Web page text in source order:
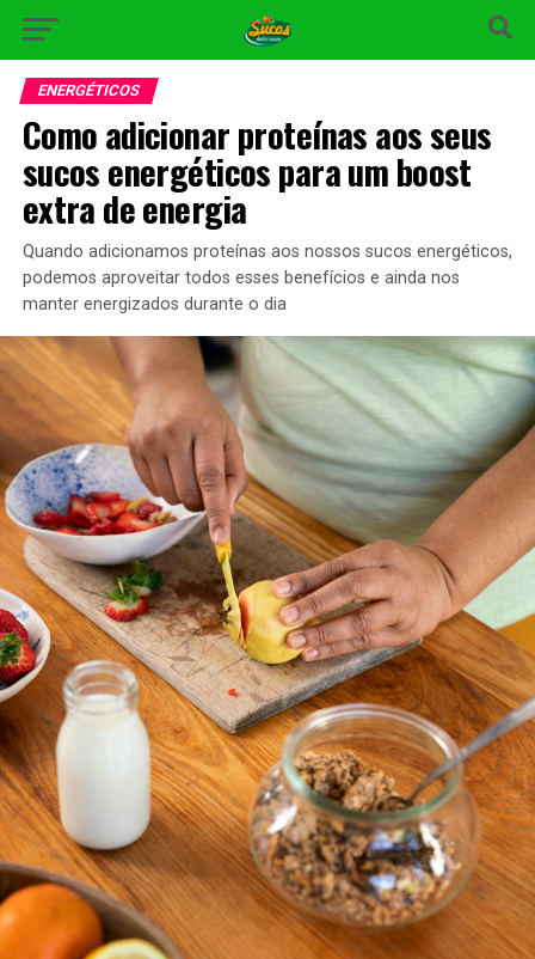
ENERGÉTICOS
Como adicionar proteínas aos seus
sucos energéticos para um boost
extra de energia
Quando adicionamos proteínas aos nossos sucos energéticos,
podemos aproveitar todos esses benefícios e ainda nos
manter energizados durante o dia